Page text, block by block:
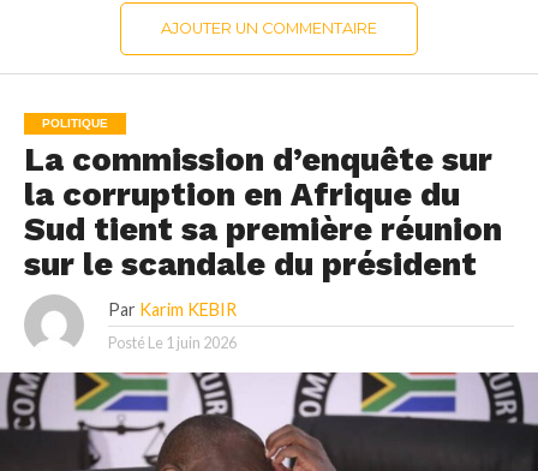
AJOUTER UN COMMENTAIRE
POLITIQUE
La commission d’enquête sur
la corruption en Afrique du
Sud tient sa première réunion
sur le scandale du président
Par Karim KEBIR
Posté Le 1 juin 2026